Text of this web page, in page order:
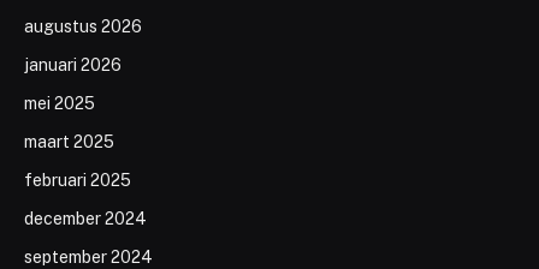
augustus 2026
januari 2026
mei 2025
maart 2025
februari 2025
december 2024
september 2024